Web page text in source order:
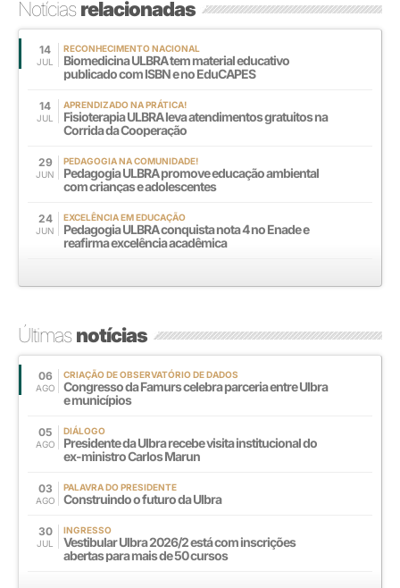
Notíciasrelacionadas
14
JUL
RECONHECIMENTO NACIONAL
Biomedicina ULBRA tem material educativo
publicado com ISBN e no EduCAPES
14
JUL
APRENDIZADO NA PRÁTICA!
Fisioterapia ULBRA leva atendimentos gratuitos na
Corrida da Cooperação
29
JUN
PEDAGOGIA NA COMUNIDADE!
Pedagogia ULBRA promove educação ambiental
com crianças e adolescentes
24
JUN
EXCELÊNCIA EM EDUCAÇÃO
Pedagogia ULBRA conquista nota 4 no Enade e
reafirma excelência acadêmica
Últimasnotícias
06
AGO
CRIAÇÃO DE OBSERVATÓRIO DE DADOS
Congresso da Famurs celebra parceria entre Ulbra
e municípios
05
AGO
DIÁLOGO
Presidente da Ulbra recebe visita institucional do
ex-ministro Carlos Marun
03
AGO
PALAVRA DO PRESIDENTE
Construindo o futuro da Ulbra
30
JUL
INGRESSO
Vestibular Ulbra 2026/2 está com inscrições
abertas para mais de 50 cursos